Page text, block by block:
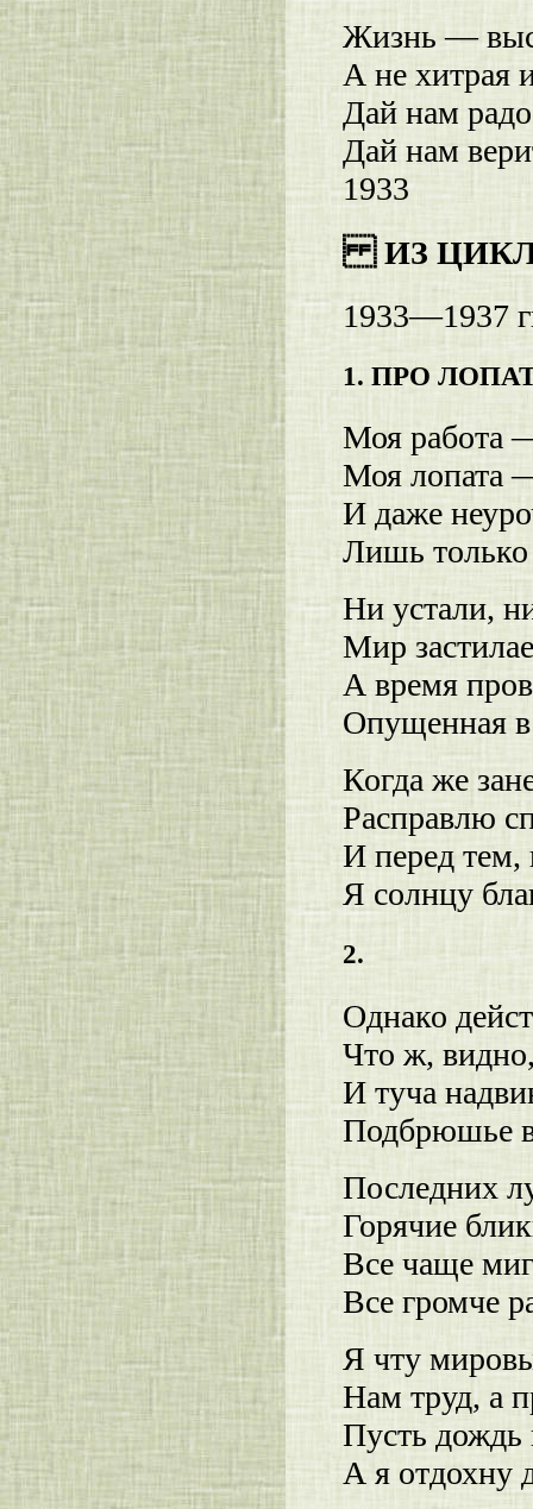
Жизнь —
А не хитрая
Дай нам
Дай нам
1933
ИЗ
1933—1937
1. ПРО
Моя работа
Моя лопата
И даже
Лишь только
Ни устали,
Мир
А время
Опущенная
Когда же
Расправлю
И перед тем,
Я солнцу
2.
Однако
Что ж,
И туча
Подбрюшье
Последних
Горячие
Все чаще
Все громче
Я чту
Нам труд, а
Пусть дождь
А я отдохну